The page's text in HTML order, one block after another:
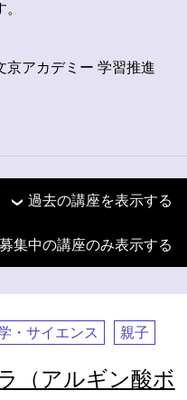
京アカデミー 学習推進
過去の講座を表示する
募集中の講座のみ表示する
・サイエンス 親子
（アルギン酸ボ